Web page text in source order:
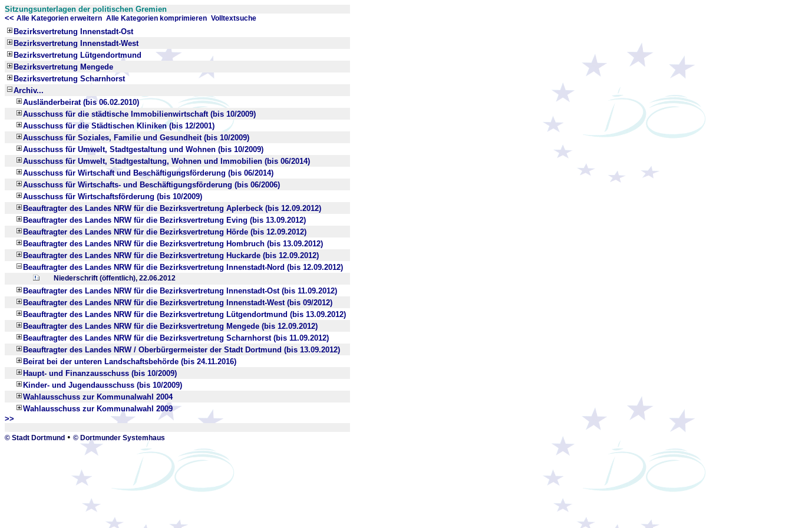
Sitzungsunterlagen der politischen Gremien
<< Alle Kategorien erweitern Alle Kategorien komprimieren Volltextsuche
Bezirksvertretung Innenstadt-Ost
Bezirksvertretung Innenstadt-West
Bezirksvertretung Lütgendortmund
Bezirksvertretung Mengede
Bezirksvertretung Scharnhorst
Archiv...
Ausländerbeirat (bis 06.02.2010)
Ausschuss für die städtische Immobilienwirtschaft (bis 10/2009)
Ausschuss für die Städtischen Kliniken (bis 12/2001)
Ausschuss für Soziales, Familie und Gesundheit (bis 10/2009)
Ausschuss für Umwelt, Stadtgestaltung und Wohnen (bis 10/2009)
Ausschuss für Umwelt, Stadtgestaltung, Wohnen und Immobilien (bis 06/2014)
Ausschuss für Wirtschaft und Beschäftigungsförderung (bis 06/2014)
Ausschuss für Wirtschafts- und Beschäftigungsförderung (bis 06/2006)
Ausschuss für Wirtschaftsförderung (bis 10/2009)
Beauftragter des Landes NRW für die Bezirksvertretung Aplerbeck (bis 12.09.2012)
Beauftragter des Landes NRW für die Bezirksvertretung Eving (bis 13.09.2012)
Beauftragter des Landes NRW für die Bezirksvertretung Hörde (bis 12.09.2012)
Beauftragter des Landes NRW für die Bezirksvertretung Hombruch (bis 13.09.2012)
Beauftragter des Landes NRW für die Bezirksvertretung Huckarde (bis 12.09.2012)
Beauftragter des Landes NRW für die Bezirksvertretung Innenstadt-Nord (bis 12.09.2012)
Niederschrift (öffentlich), 22.06.2012
Beauftragter des Landes NRW für die Bezirksvertretung Innenstadt-Ost (bis 11.09.2012)
Beauftragter des Landes NRW für die Bezirksvertretung Innenstadt-West (bis 09/2012)
Beauftragter des Landes NRW für die Bezirksvertretung Lütgendortmund (bis 13.09.2012)
Beauftragter des Landes NRW für die Bezirksvertretung Mengede (bis 12.09.2012)
Beauftragter des Landes NRW für die Bezirksvertretung Scharnhorst (bis 11.09.2012)
Beauftragter des Landes NRW / Oberbürgermeister der Stadt Dortmund (bis 13.09.2012)
Beirat bei der unteren Landschaftsbehörde (bis 24.11.2016)
Haupt- und Finanzausschuss (bis 10/2009)
Kinder- und Jugendausschuss (bis 10/2009)
Wahlausschuss zur Kommunalwahl 2004
Wahlausschuss zur Kommunalwahl 2009
>>
© Stadt Dortmund • © Dortmunder Systemhaus